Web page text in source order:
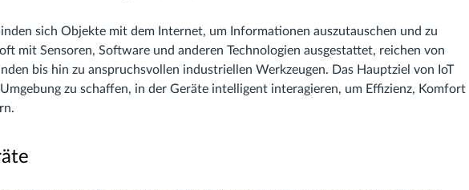
sich Objekte mit dem Internet, um Informationen auszutauschen und zu
mit Sensoren, Software und anderen Technologien ausgestattet, reichen von
bis hin zu anspruchsvollen industriellen Werkzeugen. Das Hauptziel von IoT
zu schaffen, in der Geräte intelligent interagieren, um Effizienz, Komfort